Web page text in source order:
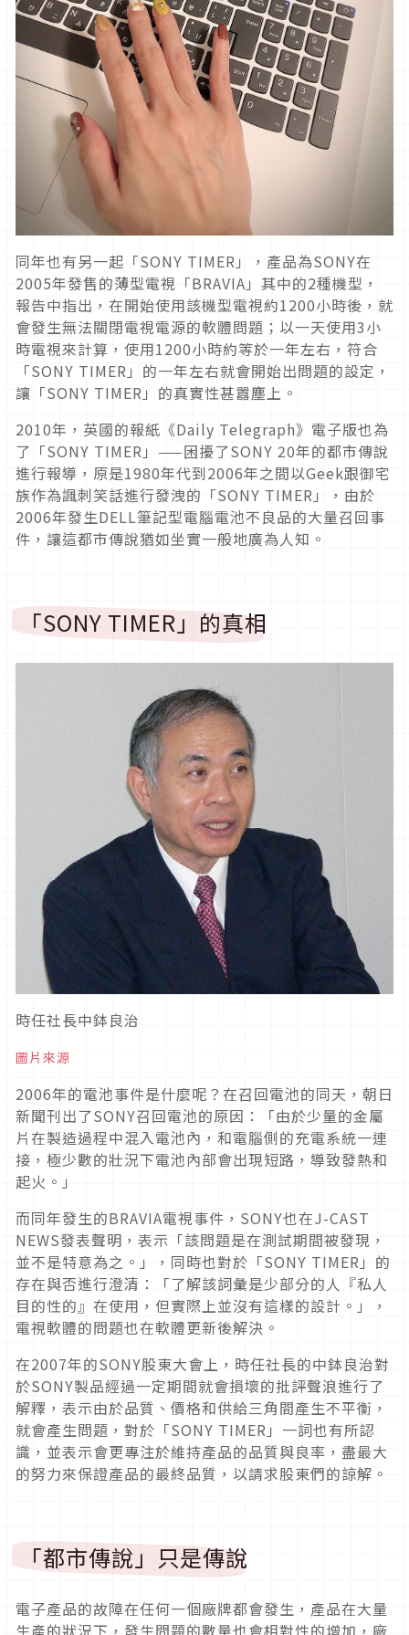
同年也有另一起「SONY TIMER」，產品為SONY在
2005年發售的薄型電視「BRAVIA」其中的2種機型，
報告中指出，在開始使用該機型電視約1200小時後，就
會發生無法關閉電視電源的軟體問題；以一天使用3小
時電視來計算，使用1200小時約等於一年左右，符合
「SONY TIMER」的一年左右就會開始出問題的設定，
讓「SONY TIMER」的真實性甚囂塵上。
2010年，英國的報紙《Daily Telegraph》電子版也為
了「SONY TIMER」——困擾了SONY 20年的都市傳說
進行報導，原是1980年代到2006年之間以Geek跟御宅
族作為諷刺笑話進行發洩的「SONY TIMER」，由於
2006年發生DELL筆記型電腦電池不良品的大量召回事
件，讓這都市傳說猶如坐實一般地廣為人知。
「SONY TIMER」的真相
時任社長中鉢良治
圖片來源
2006年的電池事件是什麼呢？在召回電池的同天，朝日
新聞刊出了SONY召回電池的原因：「由於少量的金屬
片在製造過程中混入電池內，和電腦側的充電系統一連
接，極少數的壯況下電池內部會出現短路，導致發熱和
起火。」
而同年發生的BRAVIA電視事件，SONY也在J-CAST
NEWS發表聲明，表示「該問題是在測試期間被發現，
並不是特意為之。」，同時也對於「SONY TIMER」的
存在與否進行澄清：「了解該詞彙是少部分的人『私人
目的性的』在使用，但實際上並沒有這樣的設計。」，
電視軟體的問題也在軟體更新後解決。
在2007年的SONY股東大會上，時任社長的中鉢良治對
於SONY製品經過一定期間就會損壞的批評聲浪進行了
解釋，表示由於品質、價格和供給三角間產生不平衡，
就會產生問題，對於「SONY TIMER」一詞也有所認
識，並表示會更專注於維持產品的品質與良率，盡最大
的努力來保證產品的最終品質，以請求股東們的諒解。
「都市傳說」只是傳說
電子產品的故障在任何一個廠牌都會發生，產品在大量